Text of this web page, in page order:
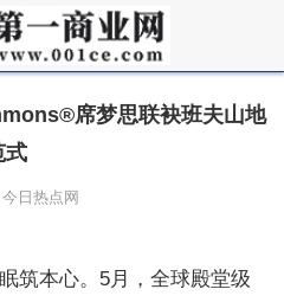
席梦思联袂班夫山地
式
日热点网
筑本心。5月，全球殿堂级